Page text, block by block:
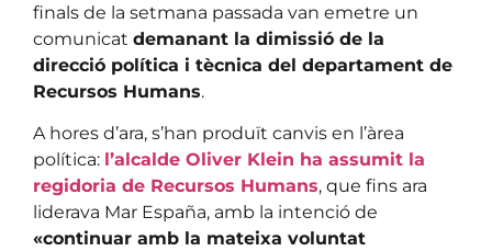
finals de la setmana passada van emetre un
comunicat demanant la dimissió de la
direcció política i tècnica del departament de
Recursos Humans.
A hores d’ara, s’han produït canvis en l’àrea
política: l’alcalde Oliver Klein ha assumit la
regidoria de Recursos Humans, que fins ara
liderava Mar España, amb la intenció de
«continuar amb la mateixa voluntat